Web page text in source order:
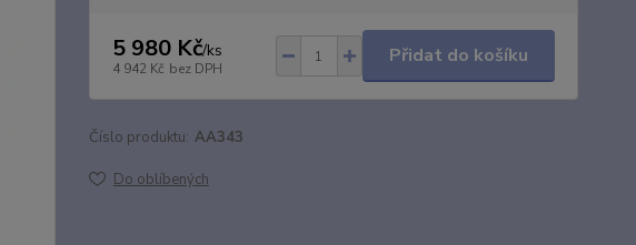
5 980 Kč/ks
4 942 Kč bez DPH
Přidat do košíku
Číslo produktu: AA343
Do oblíbených